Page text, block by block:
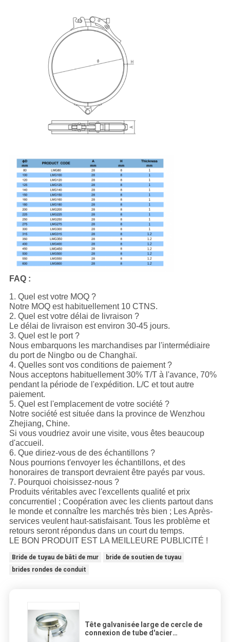
FAQ :
1. Quel est votre MOQ ?
Notre MOQ est habituellement 10 CTNS.
2. Quel est votre délai de livraison ?
Le délai de livraison est environ 30-45 jours.
3. Quel est le port ?
Nous embarquons les marchandises par l'intermédiaire
du port de Ningbo ou de Changhaï.
4. Quelles sont vos conditions de paiement ?
Nous acceptons habituellement 30% T/T à l'avance, 70%
pendant la période de l'expédition. L/C et tout autre
paiement.
5. Quel est l'emplacement de votre société ?
Notre société est située dans la province de Wenzhou
Zhejiang, Chine.
Si vous voudriez avoir une visite, vous êtes beaucoup
d'accueil.
6. Que diriez-vous de des échantillons ?
Nous pourrions t'envoyer les échantillons, et des
honoraires de transport devraient être payés par vous.
7. Pourquoi choisissez-nous ?
Produits véritables avec l'excellents qualité et prix
concurrentiel ; Coopération avec les clients partout dans
le monde et connaître les marchés très bien ; Les Après-
services veulent haut-satisfaisant. Tous les problème et
retours seront répondus dans un court du temps.
LE BON PRODUIT EST LA MEILLEURE PUBLICITÉ !
Bride de tuyau de bâti de mur
bride de soutien de tuyau
brides rondes de conduit
Tête galvanisée large de cercle de
connexion de tube d'acier